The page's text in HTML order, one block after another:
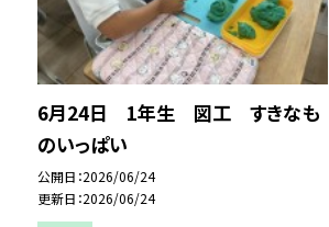
6月24日 1年生 図工 すきなも
のいっぱい
公開日 2026/06/24
更新日 2026/06/24